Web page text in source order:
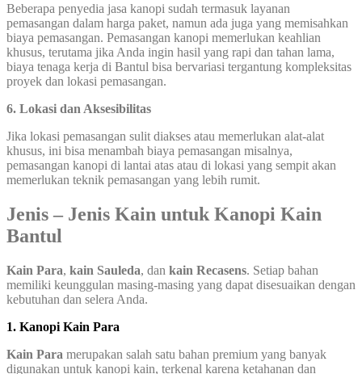
Beberapa penyedia jasa kanopi sudah termasuk layanan
pemasangan dalam harga paket, namun ada juga yang memisahkan
biaya pemasangan. Pemasangan kanopi memerlukan keahlian
khusus, terutama jika Anda ingin hasil yang rapi dan tahan lama,
biaya tenaga kerja di Bantul bisa bervariasi tergantung kompleksitas
proyek dan lokasi pemasangan.
6. Lokasi dan Aksesibilitas
Jika lokasi pemasangan sulit diakses atau memerlukan alat-alat
khusus, ini bisa menambah biaya pemasangan misalnya,
pemasangan kanopi di lantai atas atau di lokasi yang sempit akan
memerlukan teknik pemasangan yang lebih rumit.
Jenis – Jenis Kain untuk Kanopi Kain
Bantul
Kain Para, kain Sauleda, dan kain Recasens. Setiap bahan
memiliki keunggulan masing-masing yang dapat disesuaikan dengan
kebutuhan dan selera Anda.
1. Kanopi Kain Para
Kain Para merupakan salah satu bahan premium yang banyak
digunakan untuk kanopi kain, terkenal karena ketahanan dan